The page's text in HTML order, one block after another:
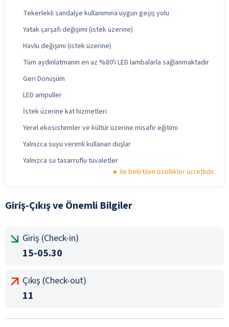
Tekerlekli sandalye kullanımına uygun geçiş yolu
Yatak çarşafı değişimi (istek üzerine)
Havlu değişimi (istek üzerine)
Tüm aydınlatmanın en az %80'i LED lambalarla sağlanmaktadır
Geri Dönüşüm
LED ampuller
İstek üzerine kat hizmetleri
Yerel ekosistemler ve kültür üzerine misafir eğitimi
Yalnızca suyu verimli kullanan duşlar
Yalnızca su tasarruflu tuvaletler
ile belirtilen özellikler ücretlidir.
Giriş-Çıkış ve Önemli Bilgiler
Giriş (Check-in)
15-05.30
Çıkış (Check-out)
11